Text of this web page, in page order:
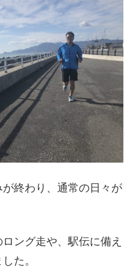
終わり、通常の日々が
ング走や、駅伝に備え
た。